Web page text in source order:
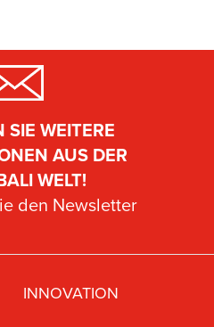
SIE WEITERE
AUS DER
WELT!
den Newsletter
INNOVATION